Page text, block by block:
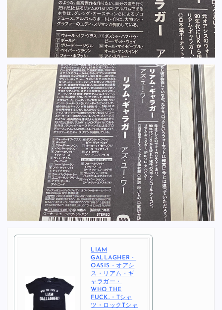
LIAM
GALLAGHER・
OASIS・オアシ
ス・リアム・ギ
ャラガー・
WHO THE
FUCK..・Tシャ
ツ・ロックTシャ